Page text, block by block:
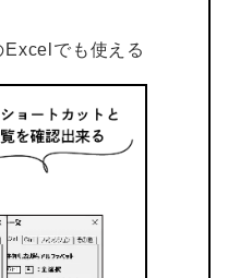
でも使える